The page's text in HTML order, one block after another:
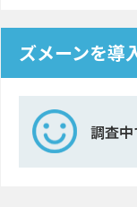
ズメーンを導
調査中